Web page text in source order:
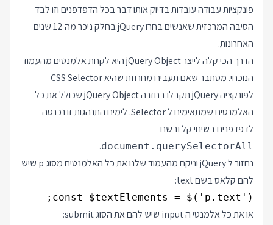
פונקציות עבודה עובדות בדיוק אותו דבר בכל הדפדפנים וזו לבד
הסיבה המרכזית שאנשים בחרו jQuery בחלק ניכר מה 12 שנים
האחרונות.
הדרך הכי קלה לייצר jQuery Object היא לקחת אלמנטים מהעמוד
הנוכחי. מסתבר שאם תעבירו מחרוזת שהיא CSS Selector
לפונקציה jQuery תקבלו בחזרה jQuery Object שכולל את כל
האלמנטים שמתאימים ל Selector. לימים התנהגות זו נכנסה
לדפדפנים בשינוי קל ובשם
document.querySelectorAll
.
נחזור ל jQuery וניקח מהעמוד שלנו את כל האלמנטים מסוג p שיש
להם קלאס בשם text:
const $textElements = $('p.text');
או את כל אלמנטי ה input שיש להם את הסוג submit: